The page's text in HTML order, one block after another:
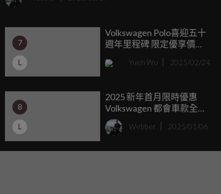
7
L
Volkswagen Polo喜迎五十
週年里程碑 限定優享價
Yueh Wu 2025/02/24
8
L
2025 新年首月限時優惠
Volkswagen 都會車款全面
出擊 Polo Tech 車型新春限
定優享價 86.8 萬元 另有多
Webber 2025/01/06